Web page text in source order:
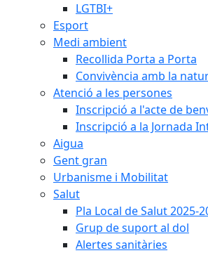
LGTBI+
Esport
Medi ambient
Recollida Porta a Porta
Convivència amb la
Atenció a les persones
Inscripció a l'acte de
Inscripció a la Jornada
Aigua
Gent gran
Urbanisme i Mobilitat
Salut
Pla Local de Salut 2025-
Grup de suport al dol
Alertes sanitàries